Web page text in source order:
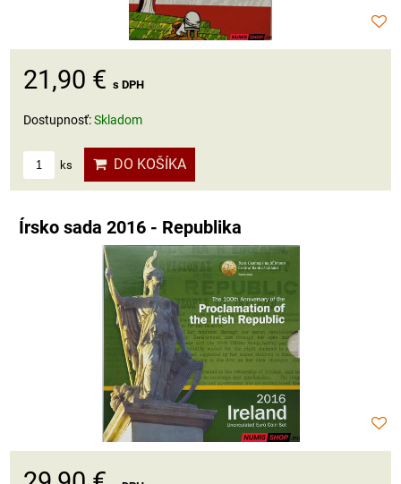
21,90 € s DPH
Dostupnosť:Skladom
ks DO KOŠÍKA
Írsko sada 2016 - Republika